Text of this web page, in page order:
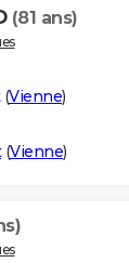
(81 ans)
(Vienne)
(Vienne)